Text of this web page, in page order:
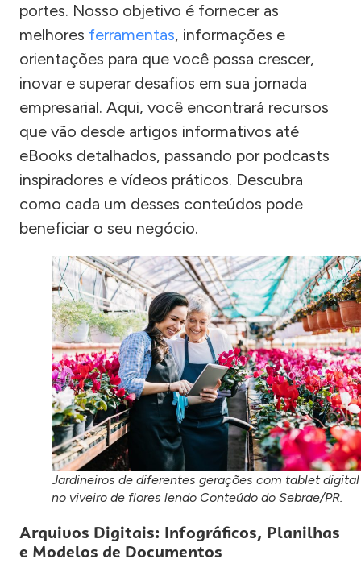
portes. Nosso objetivo é fornecer as
melhores ferramentas, informações e
orientações para que você possa crescer,
inovar e superar desafios em sua jornada
empresarial. Aqui, você encontrará recursos
que vão desde artigos informativos até
eBooks detalhados, passando por podcasts
inspiradores e vídeos práticos. Descubra
como cada um desses conteúdos pode
beneficiar o seu negócio.
Jardineiros de diferentes gerações com tablet digital
no viveiro de flores lendo Conteúdo do Sebrae/PR.
Arquivos Digitais: Infográficos, Planilhas
e Modelos de Documentos